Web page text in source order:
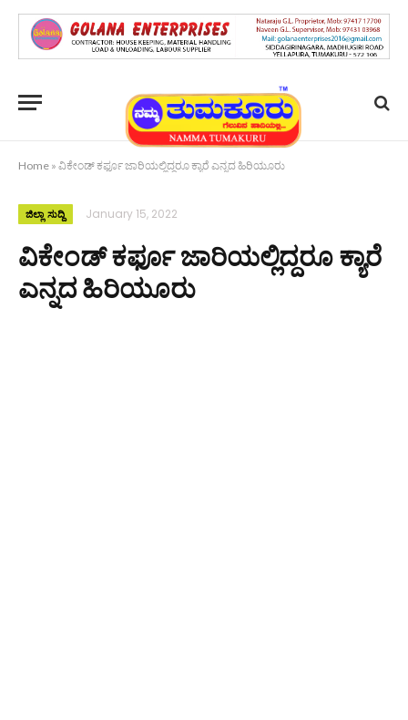
Home » ವಿಕೇಂಡ್ ಕರ್ಫೂ ಜಾರಿಯಲ್ಲಿದ್ದರೂ ಕ್ಯಾರೆ ಎನ್ನದ ಹಿರಿಯೂರು
ಜಿಲ್ಲಾ ಸುದ್ದಿ January 15, 2022
ವಿಕೇಂಡ್ ಕರ್ಫೂ ಜಾರಿಯಲ್ಲಿದ್ದರೂ ಕ್ಯಾರೆ
ಎನ್ನದ ಹಿರಿಯೂರು